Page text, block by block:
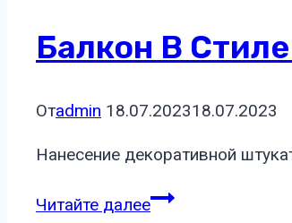
Балкон В
Отadmin 18.07.202318.07.2023
Нанесение декоративной
Читайте далееБалкон